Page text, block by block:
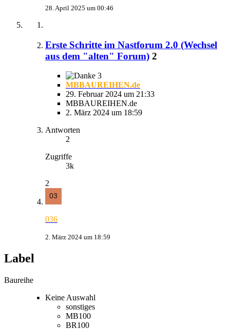
28. April 2025 um 00:46
Erste Schritte im Nastforum 2.0 (Wechsel
aus dem "alten" Forum) 2
3
MBBAUREIHEN.de
29. Februar 2024 um 21:33
MBBAUREIHEN.de
2. März 2024 um 18:59
Antworten
2
Zugriffe
3k
2
036
2. März 2024 um 18:59
Label
Baureihe
Keine Auswahl
sonstiges
MB100
BR100